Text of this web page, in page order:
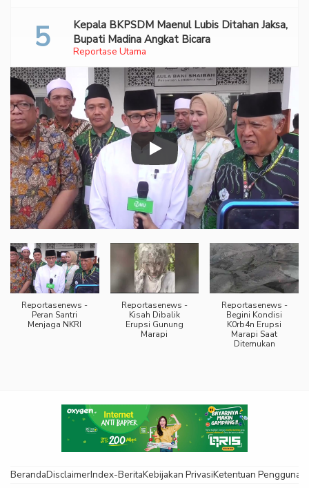
Reportase Utama
Kepala BKPSDM Maenul Lubis Ditahan Jaksa,
Bupati Madina Angkat Bicara
Reportasenews -
Peran Santri
Menjaga NKRI
Reportasenews -
Kisah Dibalik
Erupsi Gunung
Marapi
Reportasenews -
Begini Kondisi
K0rb4n Erupsi
Marapi Saat
Ditemukan
BerandaDisclaimerIndex-BeritaKebijakan PrivasiKetentuan Pengguna